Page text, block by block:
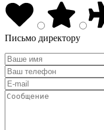
Письмо директору